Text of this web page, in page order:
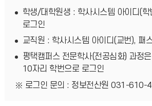
학생/대학원생 : 학사시스템 아이디(학
로그인
교직원 : 학사시스템 아이디(교번), 패
평택캠퍼스 전문학사(전공심화) 과정
10자리 학번으로 로그인
로그인 문의 : 정보전산원 031-610-